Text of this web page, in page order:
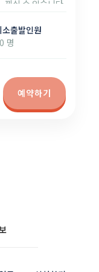
끼실 수 있습니다.
예약하기
소출발인원
명